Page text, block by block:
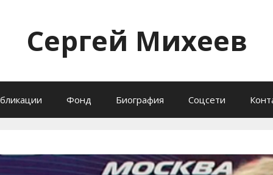
Сергей Михеев
Фонд Биография Соцсети